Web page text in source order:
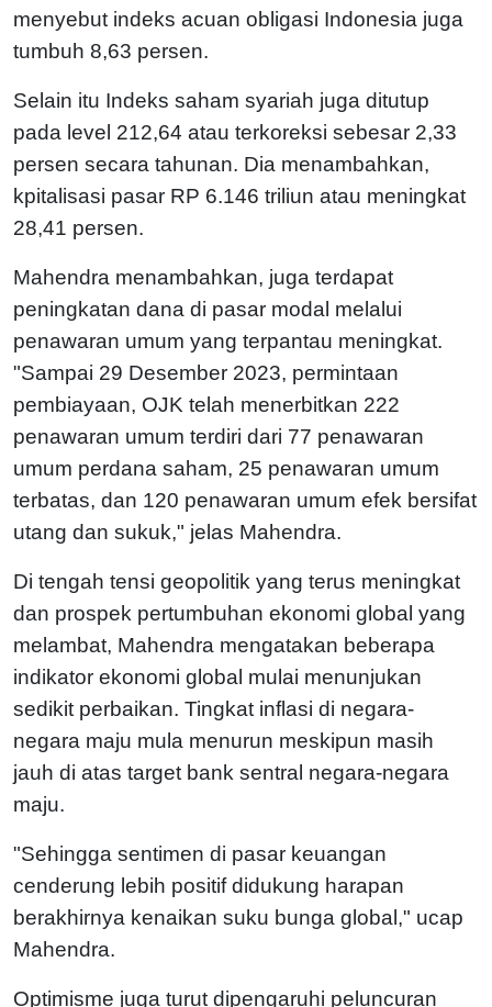
menyebut indeks acuan obligasi Indonesia juga
tumbuh 8,63 persen.
Selain itu Indeks saham syariah juga ditutup
pada level 212,64 atau terkoreksi sebesar 2,33
persen secara tahunan. Dia menambahkan,
kpitalisasi pasar RP 6.146 triliun atau meningkat
28,41 persen.
Mahendra menambahkan, juga terdapat
peningkatan dana di pasar modal melalui
penawaran umum yang terpantau meningkat.
"Sampai 29 Desember 2023, permintaan
pembiayaan, OJK telah menerbitkan 222
penawaran umum terdiri dari 77 penawaran
umum perdana saham, 25 penawaran umum
terbatas, dan 120 penawaran umum efek bersifat
utang dan sukuk," jelas Mahendra.
Di tengah tensi geopolitik yang terus meningkat
dan prospek pertumbuhan ekonomi global yang
melambat, Mahendra mengatakan beberapa
indikator ekonomi global mulai menunjukan
sedikit perbaikan. Tingkat inflasi di negara-
negara maju mula menurun meskipun masih
jauh di atas target bank sentral negara-negara
maju.
"Sehingga sentimen di pasar keuangan
cenderung lebih positif didukung harapan
berakhirnya kenaikan suku bunga global," ucap
Mahendra.
Optimisme juga turut dipengaruhi peluncuran